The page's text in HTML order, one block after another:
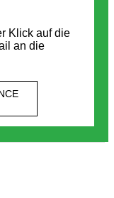
Klick auf die
an die